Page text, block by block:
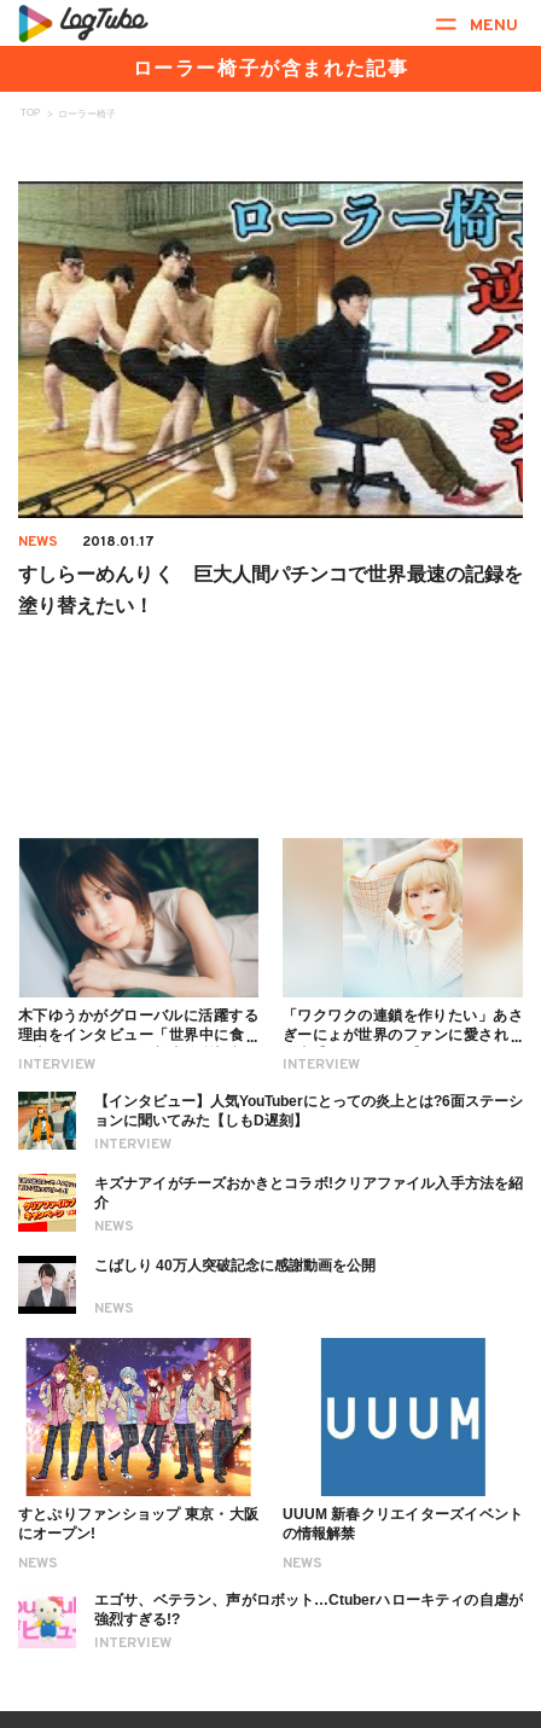
MENU
ローラー椅子が含まれた記事
TOP > ローラー椅子
NEWS 2018.01.17
すしらーめんりく 巨大人間パチンコで世界最速の記録を
塗り替えたい！
INTERVIEW
木下ゆうかがグローバルに活躍する
理由をインタビュー「世界中に食べ
ついても
INTERVIEW
「ワクワクの連鎖を作りたい」あさ
ぎーにょが世界のファンに愛される
INTERVIEW
【インタビュー】人気YouTuberにとっての炎上とは?6面ステーシ
ョンに聞いてみた【しもD遅刻】
NEWS
キズナアイがチーズおかきとコラボ!クリアファイル入手方法を紹
介
NEWS
こばしり 40万人突破記念に感謝動画を公開
NEWS
すとぷりファンショップ 東京・大阪
にオープン!
NEWS
UUUM 新春クリエイターズイベント
の情報解禁
INTERVIEW
エゴサ、ベテラン、声がロボット…Ctuberハローキティの自虐が
強烈すぎる!?